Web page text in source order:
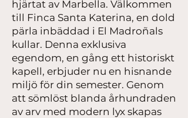
hjärtat av Marbella. Välkommen
till Finca Santa Katerina, en dold
pärla inbäddad i El Madroñals
kullar. Denna exklusiva
egendom, en gång ett historiskt
kapell, erbjuder nu en hisnande
miljö för din semester. Genom
att sömlöst blanda århundraden
av arv med modern lyx skapas